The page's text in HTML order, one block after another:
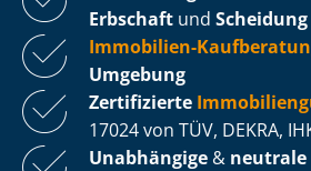
Erbschaft und Scheidung
Immobilien-
Umgebung
Zertifizierte
17024 von TÜV, DEKRA,
Unabhängige & neutrale